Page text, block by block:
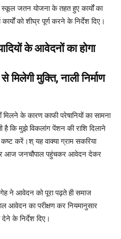
जतन योजना के तहत हुए कार्यों का
को शीघ्र पूर्ण करने के निर्देश दिए।
के आवेदनों का होगा
मुक्ति, नाली निर्माण
के कारण काफी परेषानियों का सामना
कि मुझे विकलांग पेंशन की राशि दिलाने
करें।श् यह वाक्या ग्राम सकरिया
आज जनचौपाल पहुंचकर आवेदन देकर
ने आवेदन को पूरा पढ़ते ही समाज
आवेदन का परीक्षण कर नियमानुसार
के निर्देश दिए।